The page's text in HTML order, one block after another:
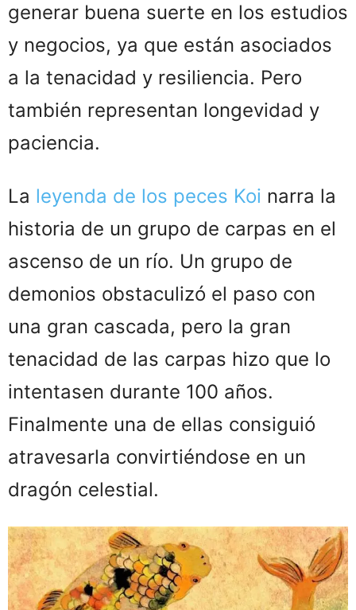
generar buena suerte en los estudios
y negocios, ya que están asociados
a la tenacidad y resiliencia. Pero
también representan longevidad y
paciencia.
La leyenda de los peces Koi narra la
historia de un grupo de carpas en el
ascenso de un río. Un grupo de
demonios obstaculizó el paso con
una gran cascada, pero la gran
tenacidad de las carpas hizo que lo
intentasen durante 100 años.
Finalmente una de ellas consiguió
atravesarla convirtiéndose en un
dragón celestial.